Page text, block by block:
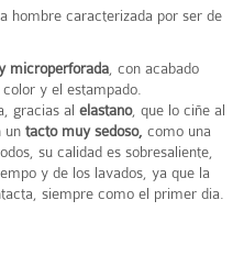
hombre caracterizada por ser de
microperforada , con acabado
y el estampado.
gracias al elastano, que lo ciñe al
un tacto muy sedoso, como una
su calidad es sobresaliente,
y de los lavados, ya que la
siempre como el primer dia.